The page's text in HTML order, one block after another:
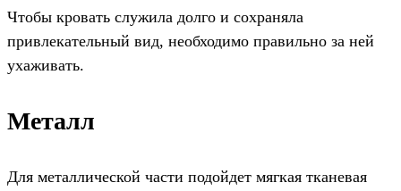
Чтобы кровать служила долго и сохраняла
привлекательный вид, необходимо правильно за ней
ухаживать.
Металл
Для металлической части подойдет мягкая тканевая